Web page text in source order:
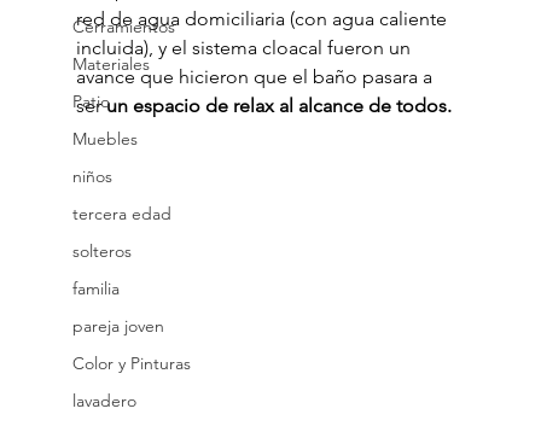
Cerramientos
Materiales
Patio
Muebles
niños
tercera edad
solteros
familia
pareja joven
Color y Pinturas
lavadero
red de agua domiciliaria (con agua caliente
incluida), y el sistema cloacal fueron un
avance que hicieron que el baño pasara a
ser un espacio de relax al alcance de todos.